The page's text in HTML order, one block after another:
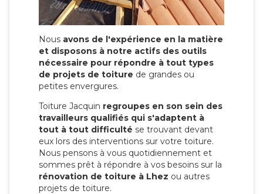
Nous avons de l'expérience en la matière
et disposons à notre actifs des outils
nécessaire pour répondre à tout types
de projets de toiture de grandes ou
petites envergures.
Toiture Jacquin regroupes en son sein des
travailleurs qualifiés qui s'adaptent à
tout à tout difficulté se trouvant devant
eux lors des interventions sur votre toiture.
Nous pensons à vous quotidiennement et
sommes prêt à répondre à vos besoins sur la
rénovation de toiture à Lhez ou autres
projets de toiture.